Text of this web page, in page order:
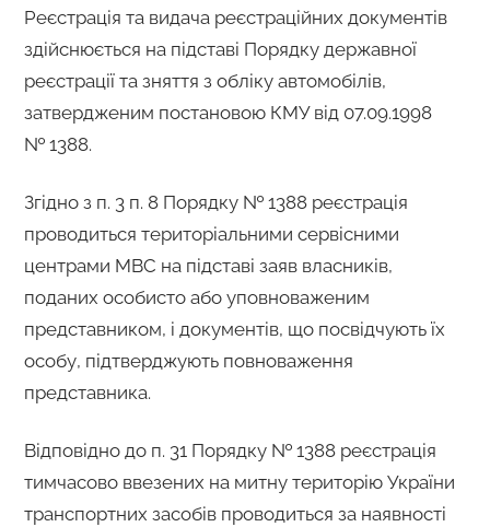
Реєстрація та видача реєстраційних документів
здійснюється на підставі Порядку державної
реєстрації та зняття з обліку автомобілів,
затвердженим постановою КМУ від 07.09.1998
№ 1388.
Згідно з п. 3 п. 8 Порядку № 1388 реєстрація
проводиться територіальними сервісними
центрами МВС на підставі заяв власників,
поданих особисто або уповноваженим
представником, і документів, що посвідчують їх
особу, підтверджують повноваження
представника.
Відповідно до п. 31 Порядку № 1388 реєстрація
тимчасово ввезених на митну територію України
транспортних засобів проводиться за наявності